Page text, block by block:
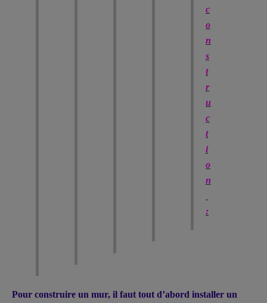
c
o
n
s
t
r
u
c
t
i
o
n
:
Pour construire un mur, il faut tout d’abord installer un